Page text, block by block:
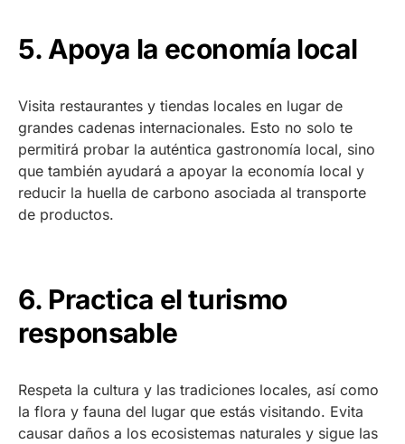
5. Apoya la economía local
Visita restaurantes y tiendas locales en lugar de
grandes cadenas internacionales. Esto no solo te
permitirá probar la auténtica gastronomía local, sino
que también ayudará a apoyar la economía local y
reducir la huella de carbono asociada al transporte
de productos.
6. Practica el turismo
responsable
Respeta la cultura y las tradiciones locales, así como
la flora y fauna del lugar que estás visitando. Evita
causar daños a los ecosistemas naturales y sigue las